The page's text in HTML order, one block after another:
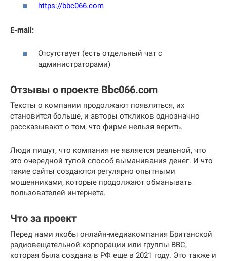
https://bbc066.com
E-mail:
Отсутствует (есть отдельный чат с
администраторами)
Отзывы о проекте Bbc066.com
Тексты о компании продолжают появляться, их
становится больше, и авторы откликов однозначно
рассказывают о том, что фирме нельзя верить.
Люди пишут, что компания не является реальной, что
это очередной тупой способ выманивания денег. И что
такие сайты создаются регулярно опытными
мошенниками, которые продолжают обманывать
пользователей интернета.
Что за проект
Перед нами якобы онлайн-медиакомпания Британской
радиовещательной корпорации или группы BBC,
которая была создана в РФ еще в 2021 году. Это также и